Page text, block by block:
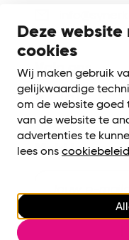
Deze
cookies
Wij maken gebruik
gelijkwaardige
om de website goed
van de website te
advertenties te
lees ons cookiebeleid
Volg ons
Meld je aan